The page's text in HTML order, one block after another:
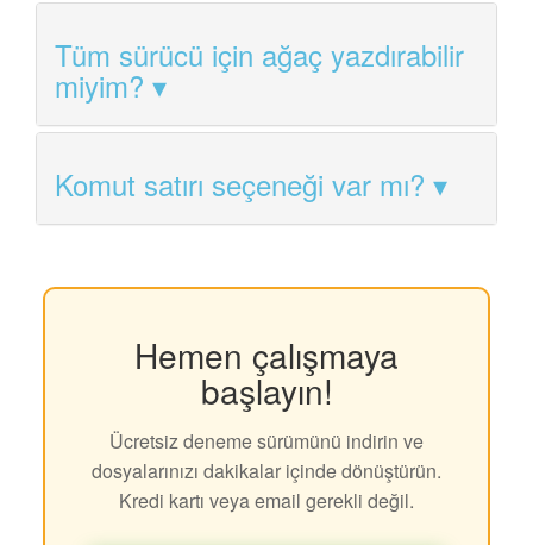
Tüm sürücü için ağaç yazdırabilir
miyim?
Komut satırı seçeneği var mı?
Hemen çalışmaya
başlayın!
Ücretsiz deneme sürümünü indirin ve
dosyalarınızı dakikalar içinde dönüştürün.
Kredi kartı veya email gerekli değil.